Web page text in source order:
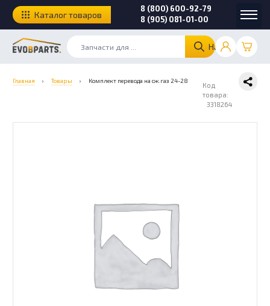
Найти
8 (800) 600-92-79
8 (905) 081-01-00
Каталог товаров
Главная › Товары › Комплект перевода на сж.газ 24-28
Код
товара:
3318264